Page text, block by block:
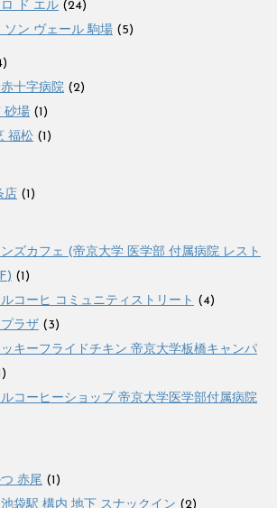
ド エル (24)
ソン ヴェール 駒場 (5)
十字病院 (2)
砂場 (1)
福松 (1)
店 (1)
ズカフェ (帝京大学 医学部 付属病院 レスト
(1)
ルコーヒ コミュニティストリート (4)
ラザ (3)
キーフライドチキン 帝京大学板橋キャンパ
ルコーヒーショップ 帝京大学医学部付属病院
赤尾 (1)
袋駅 構内 地下 スナックイン (2)